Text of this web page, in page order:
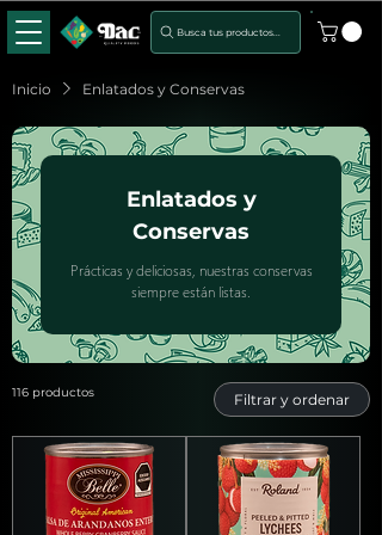
Busca tus productos...
Inicio Enlatados y Conservas
Enlatados y
Conservas
Prácticas y deliciosas, nuestras conservas
siempre están listas.
116 productos Filtrar y ordenar